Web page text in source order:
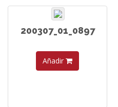
200307_01_0897
Añadir